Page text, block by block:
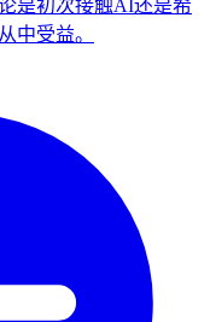
是初次接触AI还是希
中受益。